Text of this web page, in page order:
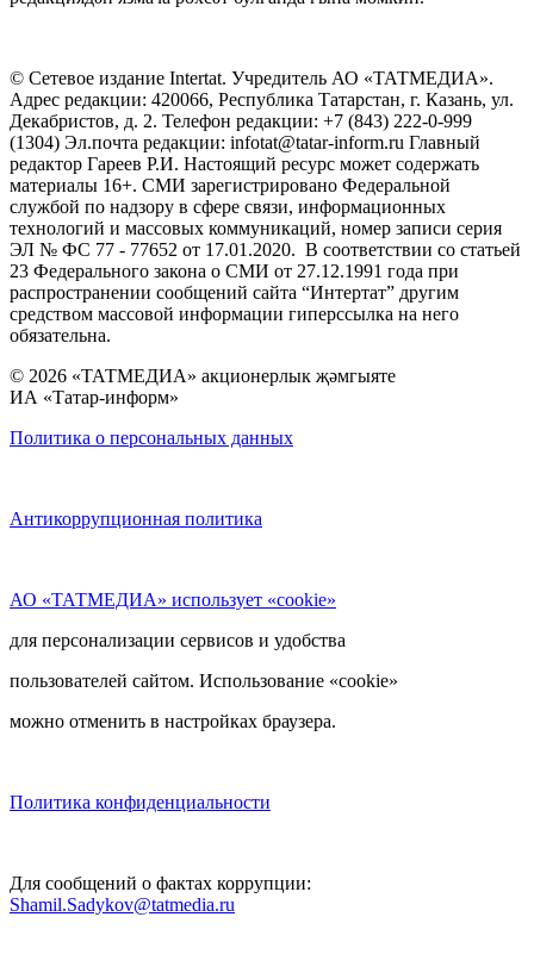
© Сетевое издание Intertat. Учредитель АО «ТАТМЕДИА».
Адрес редакции: 420066, Республика Татарстан, г. Казань, ул.
Декабристов, д. 2. Телефон редакции: +7 (843) 222-0-999
(1304) Эл.почта редакции: infotat@tatar-inform.ru Главный
редактор Гареев Р.И. Настоящий ресурс может содержать
материалы 16+. СМИ зарегистрировано Федеральной
службой по надзору в сфере связи, информационных
технологий и массовых коммуникаций, номер записи серия
ЭЛ № ФС 77 - 77652 от 17.01.2020. В соответствии со статьей
23 Федерального закона о СМИ от 27.12.1991 года при
распространении сообщений сайта “Интертат” другим
средством массовой информации гиперссылка на него
обязательна.
© 2026 «ТАТМЕДИА» акционерлык җәмгыяте
ИА «Татар-информ»
Политика о персональных данных
Антикоррупционная политика
АО «ТАТМЕДИА» использует «cookie»
для персонализации сервисов и удобства
пользователей сайтом. Использование «cookie»
можно отменить в настройках браузера.
Политика конфиденциальности
Для сообщений о фактах коррупции:
Shamil.Sadykov@tatmedia.ru